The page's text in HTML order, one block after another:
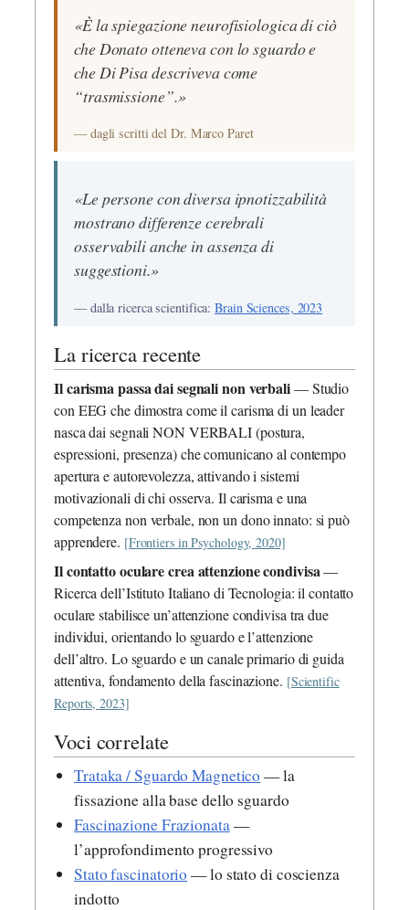
«È la spiegazione neurofisiologica di ciò
che Donato otteneva con lo sguardo e
che Di Pisa descriveva come
“trasmissione”.»
— dagli scritti del Dr. Marco Paret
«Le persone con diversa ipnotizzabilità
mostrano differenze cerebrali
osservabili anche in assenza di
suggestioni.»
— dalla ricerca scientifica:Brain Sciences, 2023
La ricerca recente
Il carisma passa dai segnali non verbali— Studio
con EEG che dimostra come il carisma di un leader
nasca dai segnali NON VERBALI (postura,
espressioni, presenza) che comunicano al contempo
apertura e autorevolezza, attivando i sistemi
motivazionali di chi osserva. Il carisma e una
competenza non verbale, non un dono innato: si può
apprendere. [Frontiers in Psychology, 2020]
Il contatto oculare crea attenzione condivisa—
Ricerca dell’Istituto Italiano di Tecnologia: il contatto
oculare stabilisce un’attenzione condivisa tra due
individui, orientando lo sguardo e l’attenzione
dell’altro. Lo sguardo e un canale primario di guida
attentiva, fondamento della fascinazione. [Scientific
Reports, 2023]
Voci correlate
Trataka / Sguardo Magnetico — la
fissazione alla base dello sguardo
Fascinazione Frazionata—
l’approfondimento progressivo
Stato fascinatorio — lo stato di coscienza
indotto